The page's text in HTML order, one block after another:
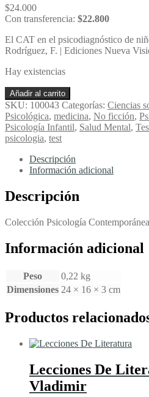
$24.000
Con transferencia: $22.800
El CAT en el psicodiagnóstico de
Rodríguez, F. | Ediciones Nueva
Hay existencias
El
CAT
en
el
psicodiagnóstico
de
niños
S.,
Verthelyi,
y
F.
Añadir al carrito
SKU: 100043 Categorías: Ciencias
Psicológica, medicina, No ficción,
Psicología Infantil, Salud Mental,
psicologia, test
Descripción
Información adicional
Descripción
Colección Psicología
Información adicional
Peso
0,22 kg
Dimensiones 24 × 16 × 3 cm
Productos
Lecciones De
Vladimir